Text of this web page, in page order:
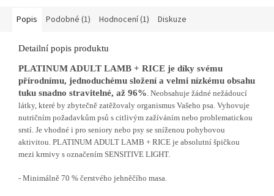
Popis Podobné (1) Hodnocení (1) Diskuze
Detailní popis produktu
PLATINUM ADULT LAMB + RICE je díky svému
přírodnímu, jednoduchému složení a velmi nízkému obsahu
tuku snadno stravitelné, až 96% . Neobsahuje žádné nežádoucí
látky, které by zbytečně zatěžovaly organismus Vašeho psa. Vyhovuje
nutričním požadavkům psů s citlivým zažíváním nebo problematickou
srstí. Je vhodné i pro seniory nebo psy se sníženou pohybovou
aktivitou. PLATINUM ADULT LAMB + RICE je absolutní špičkou
mezi krmivy s označením SENSITIVE LIGHT.
- Minimálně 70 % čerstvého jehněčího masa.